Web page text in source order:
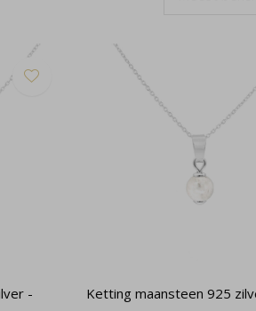
-
Ketting maansteen 925